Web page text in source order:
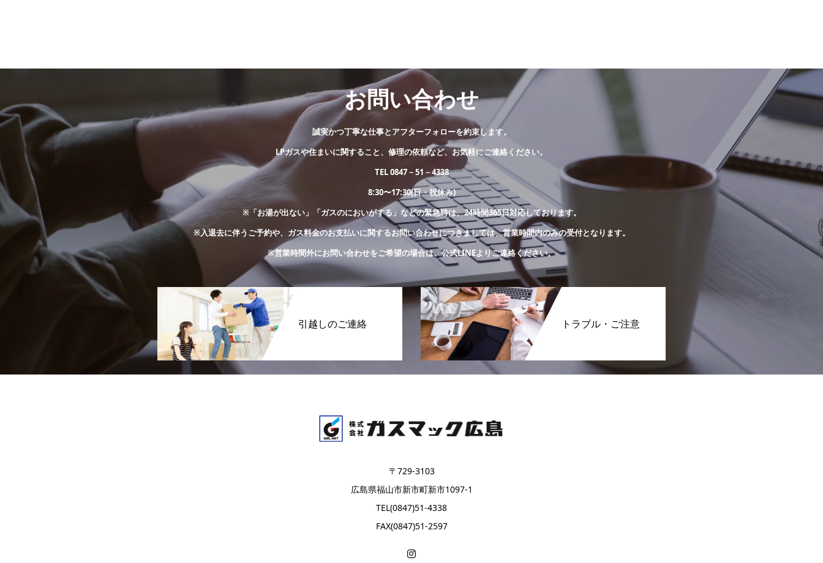
お問い合わせ
誠実かつ丁寧な仕事とアフターフォローを約束します。
LPガスや住まいに関すること、修理の依頼など、お気軽にご連絡ください。
TEL 0847－51－4338
8:30〜17:30(日・祝休み)
※「お湯が出ない」「ガスのにおいがする」などの緊急時は、24時間365日対応しております。
※入退去に伴うご予約や、ガス料金のお支払いに関するお問い合わせにつきましては、営業時間内のみの受付となります。
※営業時間外にお問い合わせをご希望の場合は、公式LINEよりご連絡ください。
引越しのご連絡 トラブル・ご注意
〒729-3103
広島県福山市新市町新市1097-1
TEL(0847)51-4338
FAX(0847)51-2597